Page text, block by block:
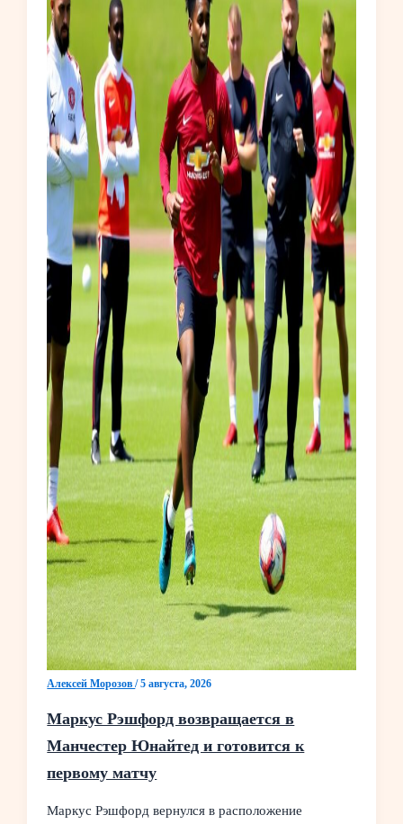
Алексей Морозов/5 августа, 2026
Маркус Рэшфорд возвращается в
Манчестер Юнайтед и готовится к
первому матчу
Маркус Рэшфорд вернулся в расположение